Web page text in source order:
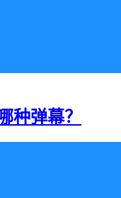
种弹幕？